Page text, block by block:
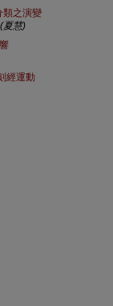
類之演變
夏慧)
經運動